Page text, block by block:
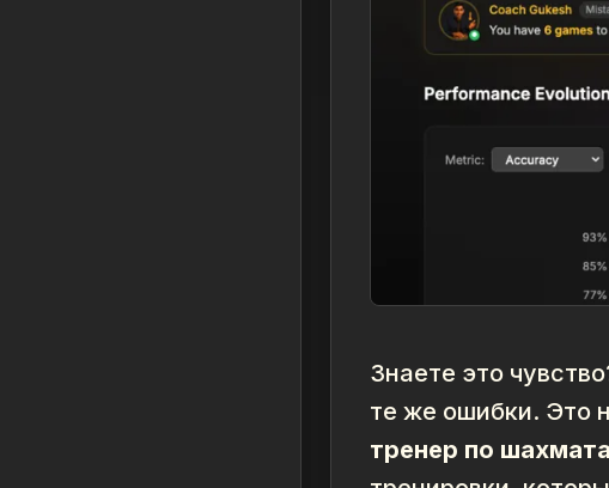
Знаете это
те же ошибки. Это
тренер по